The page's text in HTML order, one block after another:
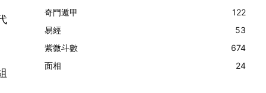
奇門遁甲
122
易經
53
紫微斗數
674
面相
24